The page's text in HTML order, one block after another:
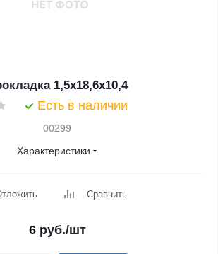
1,5x18,6x10,4
Есть в наличии
00299
Характеристики
Сравнить
6 руб./шт